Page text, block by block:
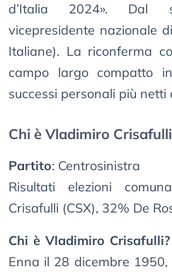
d’Italia 2024». Dal
vicepresidente nazionale
Italiane). La riconferma
campo largo compatto
successi personali più netti
Chi è Vladimiro
Partito: Centrosinistra
Risultati elezioni
Crisafulli (CSX), 32% De
Chi è Vladimiro Crisafulli?
Enna il 28 dicembre